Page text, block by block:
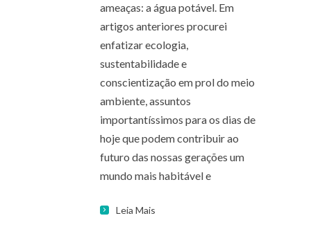
ameaças: a água potável. Em
artigos anteriores procurei
enfatizar ecologia,
sustentabilidade e
conscientização em prol do meio
ambiente, assuntos
importantíssimos para os dias de
hoje que podem contribuir ao
futuro das nossas gerações um
mundo mais habitável e
Leia Mais